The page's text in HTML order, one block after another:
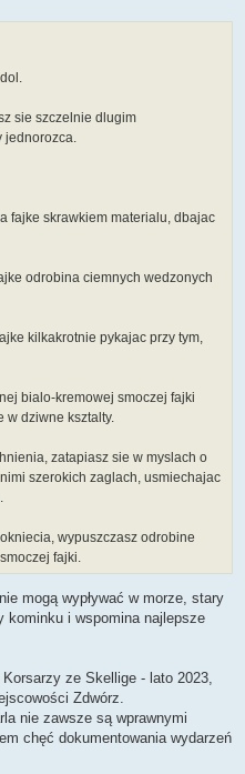
sie szczelnie dlugim
jednorozca.
fajke skrawkiem materialu, dbajac
odrobina ciemnych wedzonych
kilkakrotnie pykajac przy tym,
bialo-kremowej smoczej fajki
w dziwne ksztalty.
zatapiasz sie w myslach o
szerokich zaglach, usmiechajac
wypuszczasz odrobine
fajki.
mogą wypływać w morze, stary
kominku i wspomina najlepsze
ze Skellige - lato 2023,
Zdwórz.
nie zawsze są wprawnymi
chęć dokumentowania wydarzeń